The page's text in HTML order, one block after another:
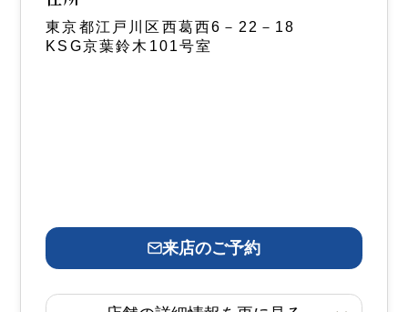
東京都江戸川区西葛西6－22－18
KSG京葉鈴木101号室
来店のご予約